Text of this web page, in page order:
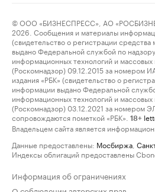
© ООО «БИЗНЕСПРЕСС», АО
2026. Сообщения и материалы
(свидетельство о регистрации
выдано Федеральной службой по
информационных технологий и
(Роскомнадзор) 09.12.2015 за номером
издания «РБК» (свидетельство о
информации выдано Федеральной
информационных технологий и
(Роскомнадзор) 03.12.2021 за номером
сопровождаются пометкой «РБК».
18+
Владельцем сайта является
Данные предоставлены: Мосбиржа
Индексы облигаций предоставлены
Информация об ограничениях